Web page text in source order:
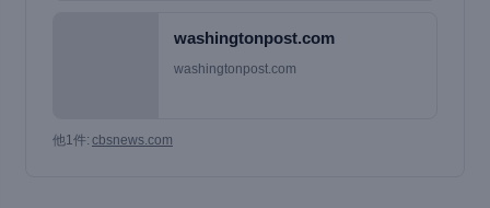
washingtonpost.com
washingtonpost.com
他1件: cbsnews.com